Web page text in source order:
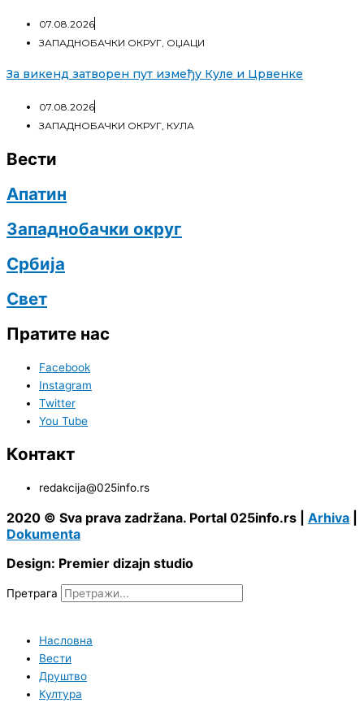
07.08.2026
ЗАПАДНОБАЧКИ ОКРУГ ОЏАЦИ
За викенд затворен пут између Куле и Црвенке
07.08.2026
ЗАПАДНОБАЧКИ ОКРУГ КУЛА
Вести
Апатин
Западнобачки округ
Србија
Свет
Пратите нас
Facebook
Instagram
Twitter
You Tube
Контакт
redakcija@025info.rs
2020 © Sva prava zadržana. Portal 025info.rs | Arhiva
Dokumenta
Design: Premier dizajn studio
Претрага
Насловна
Вести
Друштво
Култура